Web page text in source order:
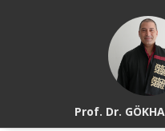
Prof. Dr.